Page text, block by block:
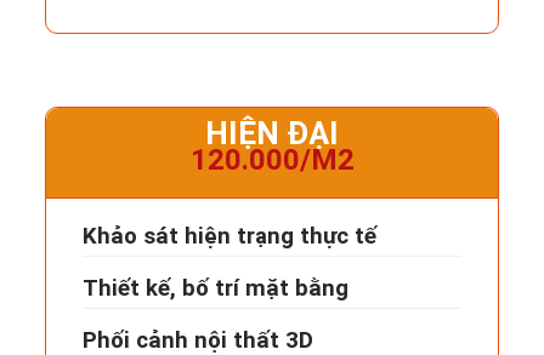
HIỆN ĐẠI
120.000/M2
Khảo sát hiện trạng thực tế
Thiết kế, bố trí mặt bằng
Phối cảnh nội thất 3D